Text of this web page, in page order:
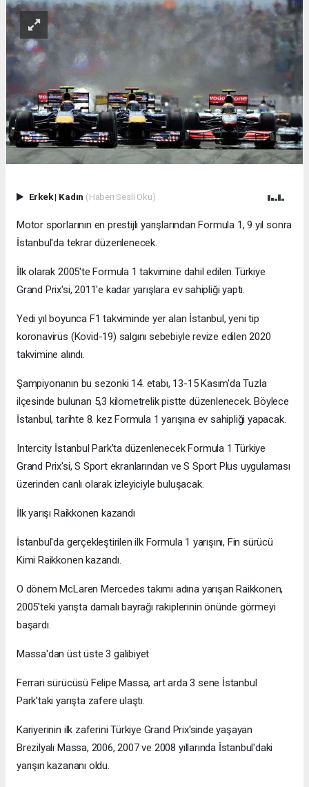
Erkek| Kadın (Haberi Sesli Oku)
Motor sporlarının en prestijli yarışlarından Formula 1, 9 yıl sonra
İstanbul'da tekrar düzenlenecek.
İlk olarak 2005'te Formula 1 takvimine dahil edilen Türkiye
Grand Prix'si, 2011'e kadar yarışlara ev sahipliği yaptı.
Yedi yıl boyunca F1 takviminde yer alan İstanbul, yeni tip
koronavirüs (Kovid-19) salgını sebebiyle revize edilen 2020
takvimine alındı.
Şampiyonanın bu sezonki 14. etabı, 13-15 Kasım'da Tuzla
ilçesinde bulunan 5,3 kilometrelik pistte düzenlenecek. Böylece
İstanbul, tarihte 8. kez Formula 1 yarışına ev sahipliği yapacak.
Intercity İstanbul Park’ta düzenlenecek Formula 1 Türkiye
Grand Prix'si, S Sport ekranlarından ve S Sport Plus uygulaması
üzerinden canlı olarak izleyiciyle buluşacak.
İlk yarışı Raikkonen kazandı
İstanbul'da gerçekleştirilen ilk Formula 1 yarışını, Fin sürücü
Kimi Raikkonen kazandı.
O dönem McLaren Mercedes takımı adına yarışan Raikkonen,
2005'teki yarışta damalı bayrağı rakiplerinin önünde görmeyi
başardı.
Massa'dan üst üste 3 galibiyet
Ferrari sürücüsü Felipe Massa, art arda 3 sene İstanbul
Park'taki yarışta zafere ulaştı.
Kariyerinin ilk zaferini Türkiye Grand Prix'sinde yaşayan
Brezilyalı Massa, 2006, 2007 ve 2008 yıllarında İstanbul'daki
yarışın kazananı oldu.